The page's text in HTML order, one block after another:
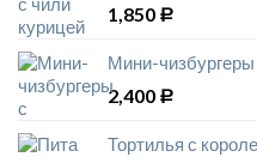
1,850 Р
Мини-
2,400 Р
Тортилья с